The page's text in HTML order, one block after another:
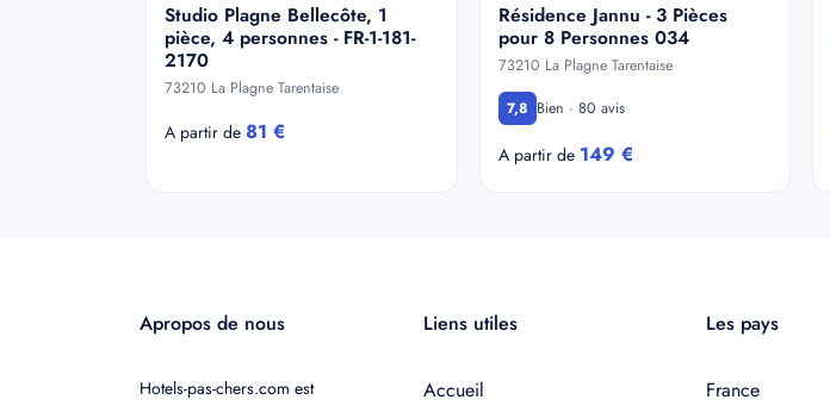
Studio Plagne Bellecôte, 1
pièce, 4 personnes - FR-1-181-
2170
73210 La Plagne Tarentaise
A partir de 81 €
Résidence Jannu - 3 Pièces
pour 8 Personnes 034
73210 La Plagne Tarentaise
7,8 Bien · 80 avis
A partir de 149 €
Apropos de nous
Hotels-pas-chers.com est
Liens utiles
Accueil
Les pays
France